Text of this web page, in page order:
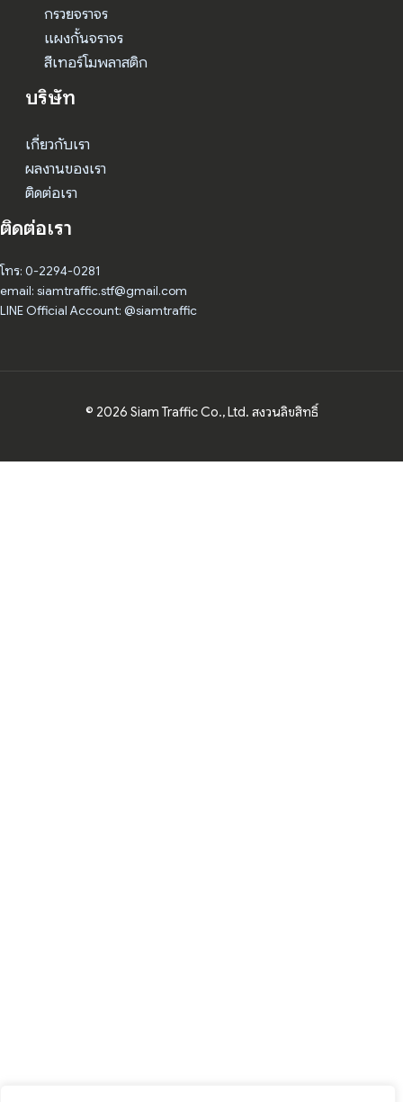
กรวยจราจร
แผงกั้นจราจร
สีเทอร์โมพลาสติก
บริษัท
เกี่ยวกับเรา
ผลงานของเรา
ติดต่อเรา
ติดต่อเรา
โทร: 0-2294-0281
email: siamtraffic.stf@gmail.com
LINE Official Account: @siamtraffic
© 2026 Siam Traffic Co., Ltd. สงวนลิขสิทธิ์